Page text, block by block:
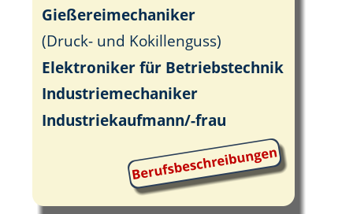
Made with MAGIX
Gießereimechaniker
(Druck- und Kokillenguss)
Elektroniker für Betriebstechnik
Industriemechaniker
Industriekaufmann/-frau